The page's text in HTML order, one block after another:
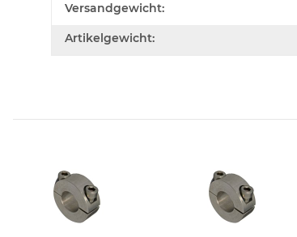
Versandgewicht:
Artikelgewicht: